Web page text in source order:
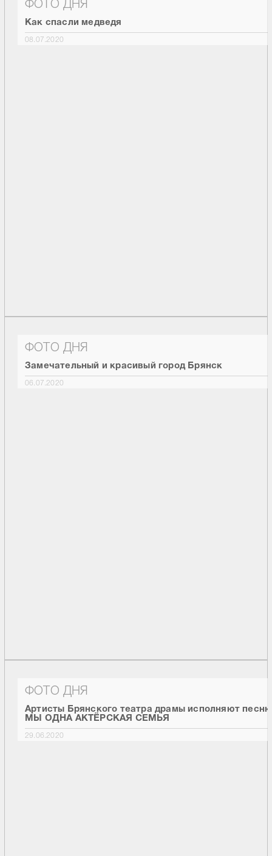
ФОТО ДНЯ
Как спасли медведя
08.07.2020
ФОТО ДНЯ
Замечательный и красивый город Брянск
06.07.2020
ФОТО ДНЯ
Артисты Брянского театра драмы исполняют
МЫ ОДНА АКТЁРСКАЯ СЕМЬЯ
29.06.2020